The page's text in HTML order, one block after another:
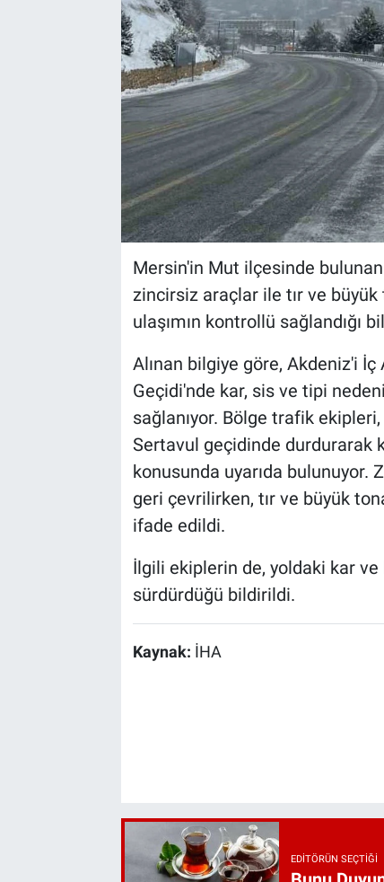
Mersin'in Mut ilçesinde
zincirsiz araçlar ile tır ve
ulaşımın kontrollü sağlandığı
Alınan bilgiye göre, Akdeniz'i
Geçidi'nde kar, sis ve tipi
sağlanıyor. Bölge trafik
Sertavul geçidinde durdurarak
konusunda uyarıda bulunuyor.
geri çevrilirken, tır ve büyük
ifade edildi.
İlgili ekiplerin de, yoldaki kar ve
sürdürdüğü bildirildi.
Kaynak: İHA
EDITÖRÜN SEÇTIĞI